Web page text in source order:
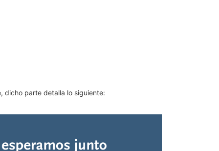
dicho parte detalla lo siguiente: